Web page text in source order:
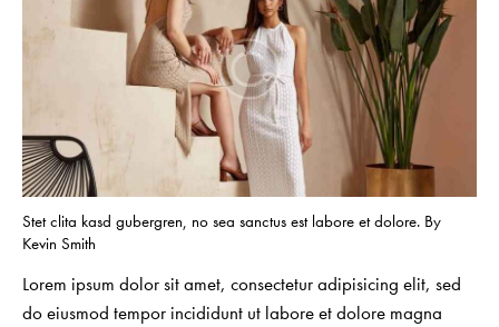
Stet clita kasd gubergren, no sea sanctus est labore et dolore. By
Kevin Smith
Lorem ipsum dolor sit amet, consectetur adipisicing elit, sed
do eiusmod tempor incididunt ut labore et dolore magna